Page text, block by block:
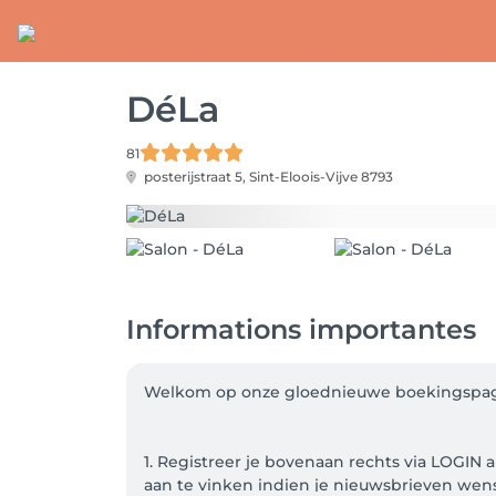
DéLa
81
posterijstraat 5, Sint-Eloois-Vijve 8793
Informations importantes
Welkom op onze gloednieuwe
1. Registreer je bovenaan rechts via
aan te vinken indien je nieuwsbrieven